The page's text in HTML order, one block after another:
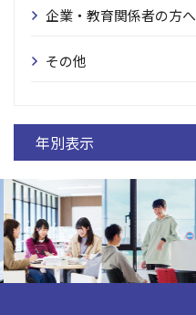
企業・教育関係者の方へ
その他
年別表示